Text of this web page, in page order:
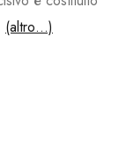
(altro…)